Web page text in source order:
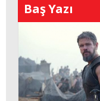
Baş Yazı